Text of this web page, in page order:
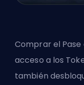
Comprar el
acceso a los
también